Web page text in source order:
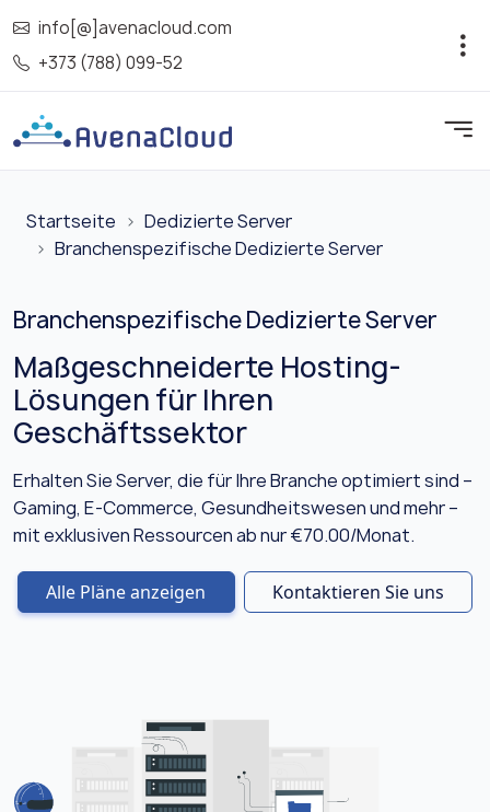
info[@]avenacloud.com
+373 (788) 099-52
Startseite
Dedizierte Server
Branchenspezifische Dedizierte Server
Branchenspezifische Dedizierte Server
Maßgeschneiderte Hosting-
Lösungen für Ihren
Geschäftssektor
Erhalten Sie Server, die für Ihre Branche optimiert sind –
Gaming, E-Commerce, Gesundheitswesen und mehr –
mit exklusiven Ressourcen ab nur €70.00/Monat.
Alle Pläne anzeigen Kontaktieren Sie uns